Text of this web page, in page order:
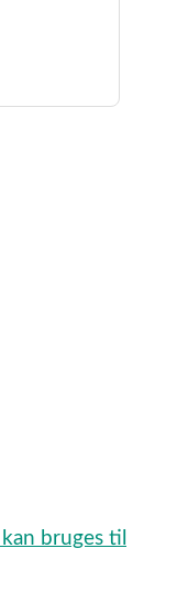
bruges til